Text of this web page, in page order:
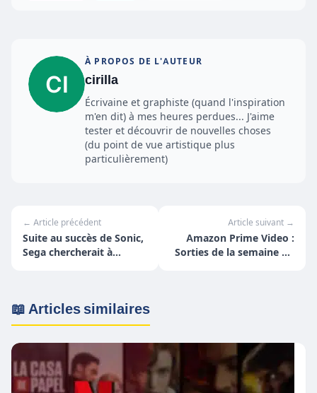
À PROPOS DE L'AUTEUR
cirilla
Écrivaine et graphiste (quand l'inspiration
m'en dit) à mes heures perdues... J'aime
tester et découvrir de nouvelles choses
(du point de vue artistique plus
particulièrement)
← Article précédent
Suite au succès de Sonic,
Sega chercherait à
Article suivant →
Amazon Prime Video :
Sorties de la semaine du
📖 Articles similaires